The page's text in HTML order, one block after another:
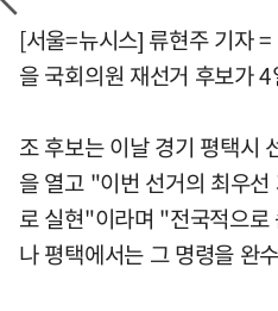
[서울=뉴시스] 류현주 기자
을 국회의원 재선거 후보가
조 후보는 이날 경기 평택시
을 열고 "이번 선거의 최우
로 실현"이라며 "전국적으
나 평택에서는 그 명령을 완